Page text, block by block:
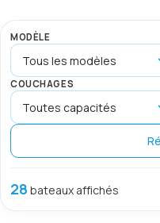
MODÈLE
COUCHAGES
28 bateaux affichés